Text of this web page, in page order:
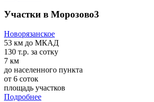
Участки в Морозово3
Новорязанское
53 км до МКАД
130 т.р. за сотку
7 км
до населенного пункта
от 6 соток
площадь участков
Подробнее